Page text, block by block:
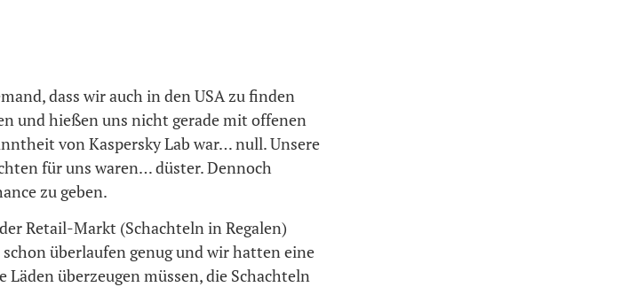
dass wir auch in den USA zu finden
und hießen uns nicht gerade mit offenen
von Kaspersky Lab war… null. Unsere
für uns waren… düster. Dennoch
zu geben.
Retail-Markt (Schachteln in Regalen)
überlaufen genug und wir hatten eine
überzeugen müssen, die Schachteln